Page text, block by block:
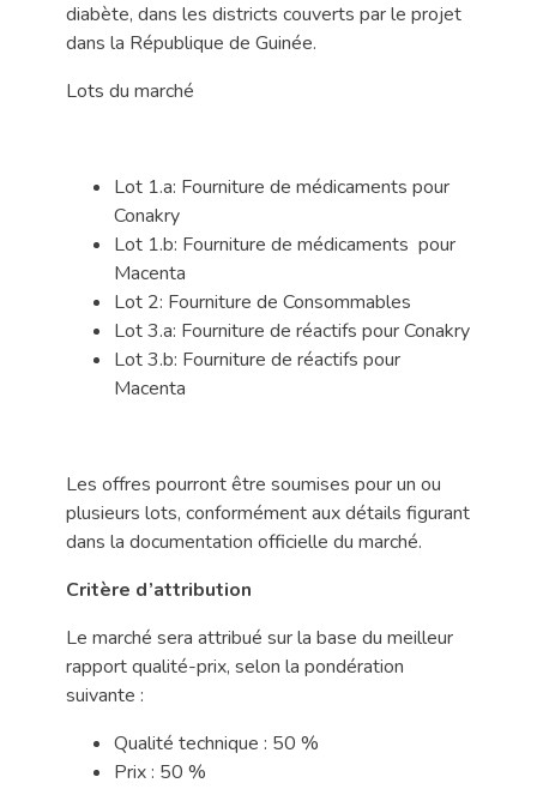
diabète, dans les districts couverts par le projet
dans la République de Guinée.
Lots du marché
Lot 1.a: Fourniture de médicaments pour
Conakry
Lot 1.b: Fourniture de médicaments pour
Macenta
Lot 2: Fourniture de Consommables
Lot 3.a: Fourniture de réactifs pour Conakry
Lot 3.b: Fourniture de réactifs pour
Macenta
Les offres pourront être soumises pour un ou
plusieurs lots, conformément aux détails figurant
dans la documentation officielle du marché.
Critère d’attribution
Le marché sera attribué sur la base du meilleur
rapport qualité-prix, selon la pondération
suivante :
Qualité technique : 50 %
Prix : 50 %